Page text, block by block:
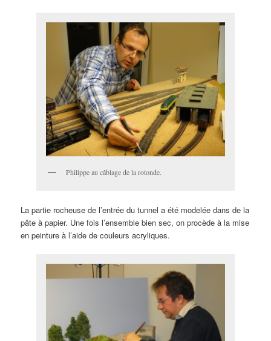
Philippe au câblage de la rotonde.
La partie rocheuse de l’entrée du tunnel a été modelée dans de la
pâte à papier. Une fois l’ensemble bien sec, on procède à la mise
en peinture à l’aide de couleurs acryliques.